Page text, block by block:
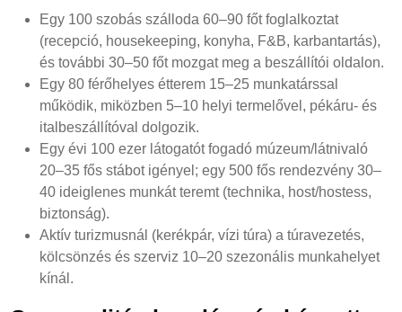
Egy 100 szobás szálloda 60–90 főt foglalkoztat
(recepció, housekeeping, konyha, F&B, karbantartás),
és további 30–50 főt mozgat meg a beszállítói oldalon.
Egy 80 férőhelyes étterem 15–25 munkatárssal
működik, miközben 5–10 helyi termelővel, pékáru- és
italbeszállítóval dolgozik.
Egy évi 100 ezer látogatót fogadó múzeum/látnivaló
20–35 fős stábot igényel; egy 500 fős rendezvény 30–
40 ideiglenes munkát teremt (technika, host/hostess,
biztonság).
Aktív turizmusnál (kerékpár, vízi túra) a túravezetés,
kölcsönzés és szerviz 10–20 szezonális munkahelyet
kínál.